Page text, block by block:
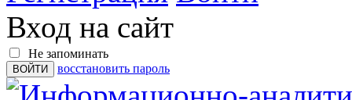
Вход на сайт
Не запоминать
восстановить пароль